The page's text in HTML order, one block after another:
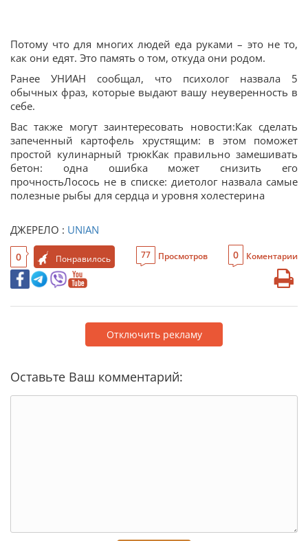
Потому что для многих людей еда руками – это не то,
как они едят. Это память о том, откуда они родом.
Ранее УНИАН сообщал, что психолог назвала 5
обычных фраз, которые выдают вашу неуверенность в
себе.
Вас также могут заинтересовать новости:Как сделать
запеченный картофель хрустящим: в этом поможет
простой кулинарный трюкКак правильно замешивать
бетон: одна ошибка может снизить его
прочностьЛосось не в списке: диетолог назвала самые
полезные рыбы для сердца и уровня холестерина
ДЖЕРЕЛО : UNIAN
0 Понравилось 77 Просмотров 0 Коментарии
Отключить рекламу
Оставьте Ваш комментарий: